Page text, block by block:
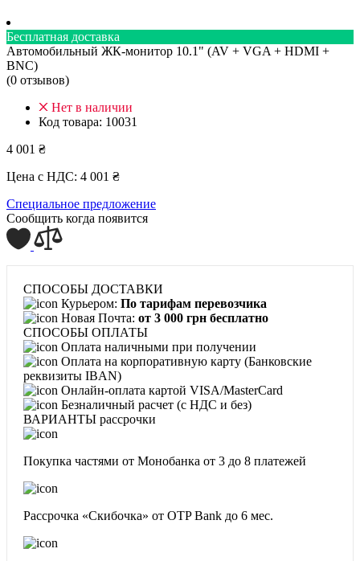
Бесплатная доставка
Автомобильный ЖК-монитор 10.1" (AV + VGA + HDMI +
BNC)
(0 отзывов)
Нет в наличии
Код товара: 10031
4 001 ₴
Цена с НДС: 4 001 ₴
Специальное предложение
Сообщить когда появится
СПОСОБЫ ДОСТАВКИ
Курьером: По тарифам перевозчика
Новая Почта: от 3 000 грн бесплатно
СПОСОБЫ ОПЛАТЫ
Оплата наличными при получении
Оплата на корпоративную карту (Банковские
реквизиты IBAN)
Онлайн-оплата картой VISA/MasterCard
Безналичный расчет (с НДС и без)
ВАРИАНТЫ рассрочки
Покупка частями от Монобанка от 3 до 8 платежей
Рассрочка «Скибочка» от OTP Bank до 6 мес.